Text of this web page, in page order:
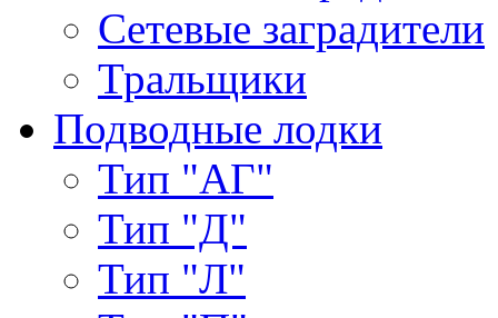
Сетевые заградители
Тральщики
Подводные лодки
Тип "АГ"
Тип "Д"
Тип "Л"